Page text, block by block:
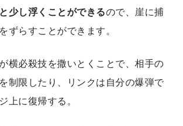
少し浮くことができるので、崖に捕
ずらすことができます。
横必殺技を撒いとくことで、相手の
制限したり、リンクは自分の爆弾で
上に復帰する。